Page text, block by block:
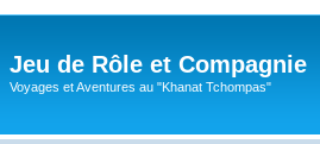
Jeu de Rôle et Compagnie
Voyages et Aventures au "Khanat Tchompas"